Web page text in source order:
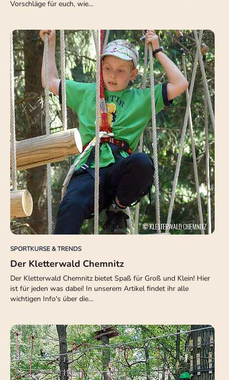
Vorschläge für euch, wie…
SPORTKURSE & TRENDS
Der Kletterwald Chemnitz
Der Kletterwald Chemnitz bietet Spaß für Groß und Klein! Hier
ist für jeden was dabei! In unserem Artikel findet ihr alle
wichtigen Info's über die…